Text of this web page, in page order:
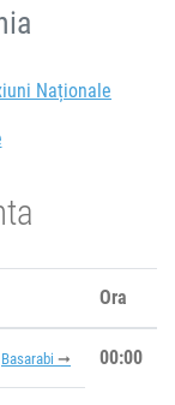
Naționale
Ora
Basarabi 00:00